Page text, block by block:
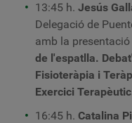
13:45 h. Jesús
Delegació de
amb la presentació
de l'espatlla.
Fisioteràpia i
Exercici
16:45 h. Catalina